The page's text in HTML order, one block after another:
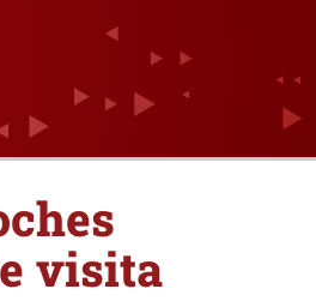
visita